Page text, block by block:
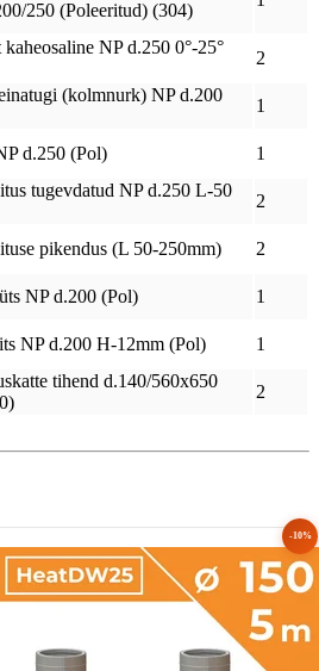
250 (Poleeritud) (304)
NP d.250 0°-25°
2
(kolmnurk) NP d.200
1
d.250 (Pol)
1
tugevdatud NP d.250 L-50
2
pikendus (L 50-250mm)
2
NP d.200 (Pol)
1
NP d.200 H-12mm (Pol)
1
tihend d.140/560x650
2
-10%